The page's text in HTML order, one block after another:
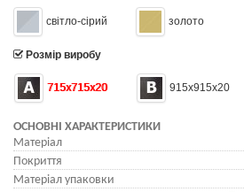
світло-сірий золото
Розмір виробу
715х715х20 915x915x20
ОСНОВНІ ХАРАКТЕРИСТИКИ
Матеріал
Покриття
Матеріал упаковки